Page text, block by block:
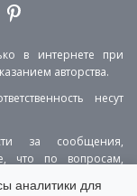
в интернете при
авторства.
несут
за сообщения,
что по вопросам,
аналитики для